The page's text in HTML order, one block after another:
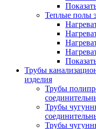
Теплые полы
Трубы
изделия
Трубы
Трубы
Трубы